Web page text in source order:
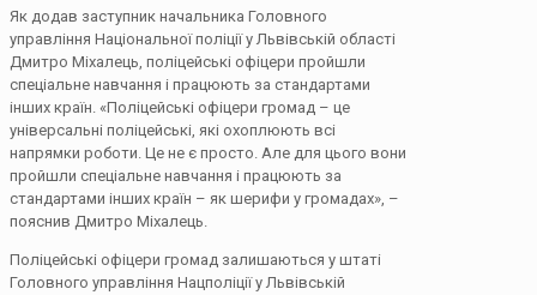
Як додав заступник начальника Головного
управління Національної поліції у Львівській області
Дмитро Міхалець, поліцейські офіцери пройшли
спеціальне навчання і працюють за стандартами
інших країн. «Поліцейські офіцери громад – це
універсальні поліцейські, які охоплюють всі
напрямки роботи. Це не є просто. Але для цього вони
пройшли спеціальне навчання і працюють за
стандартами інших країн – як шерифи у громадах», –
пояснив Дмитро Міхалець.
Поліцейські офіцери громад залишаються у штаті
Головного управління Нацполіції у Львівській